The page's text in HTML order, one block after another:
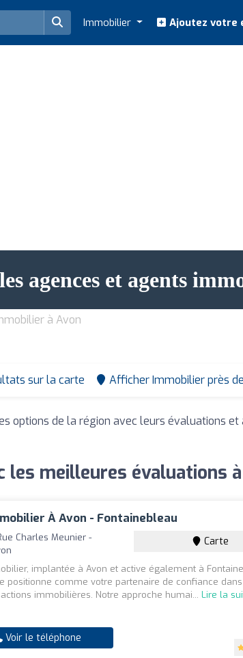
Immobilier Ajoutez votre
agences et agents
à Avon
sur la carte Afficher Immobilier près
options de la région avec leurs évaluations
les meilleures évaluations
À Avon - Fontainebleau
Charles Meunier -
Carte
implantée à Avon et active également à
positionne comme votre partenaire de confiance
immobilières. Notre approche humai...Lire la
Voir le téléphone